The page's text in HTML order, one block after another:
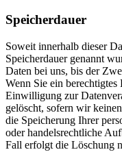
Speicherdauer
Soweit innerhalb dieser
Speicherdauer genannt
Daten bei uns, bis der
Wenn Sie ein berechtigtes
Einwilligung zur
gelöscht, sofern wir
die Speicherung Ihrer
oder handelsrechtliche
Fall erfolgt die Löschung